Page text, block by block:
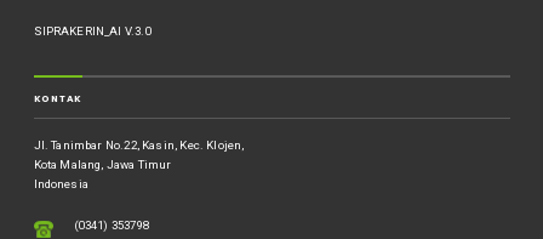
SIPRAKERIN_AI V.3.0
KONTAK
Jl. Tanimbar No.22, Kasin, Kec. Klojen,
Kota Malang, Jawa Timur
Indonesia
(0341) 353798